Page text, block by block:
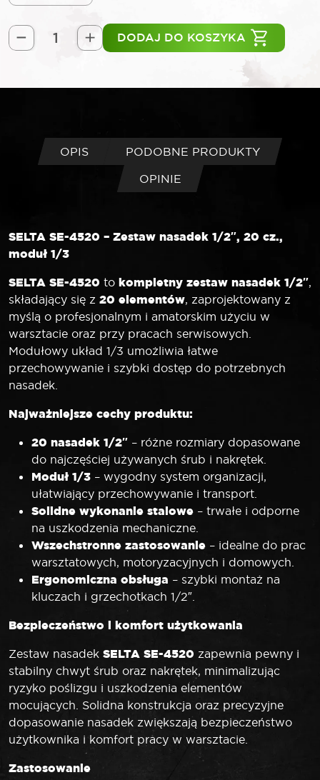
ilość
elementów
moduł
DODAJ DO KOSZYKA
OPIS
PODOBNE PRODUKTY
OPINIE
SELTA SE-4520 – Zestaw nasadek 1/2″, 20 cz.,
moduł 1/3
SELTA SE-4520 to kompletny zestaw nasadek 1/2″,
składający się z 20 elementów, zaprojektowany z
myślą o profesjonalnym i amatorskim użyciu w
warsztacie oraz przy pracach serwisowych.
Modułowy układ 1/3 umożliwia łatwe
przechowywanie i szybki dostęp do potrzebnych
nasadek.
Najważniejsze cechy produktu:
20 nasadek 1/2″ – różne rozmiary dopasowane
do najczęściej używanych śrub i nakrętek.
Moduł 1/3 – wygodny system organizacji,
ułatwiający przechowywanie i transport.
Solidne wykonanie stalowe – trwałe i odporne
na uszkodzenia mechaniczne.
Wszechstronne zastosowanie – idealne do prac
warsztatowych, motoryzacyjnych i domowych.
Ergonomiczna obsługa – szybki montaż na
kluczach i grzechotkach 1/2″.
Bezpieczeństwo i komfort użytkowania
Zestaw nasadek SELTA SE-4520 zapewnia pewny i
stabilny chwyt śrub oraz nakrętek, minimalizując
ryzyko poślizgu i uszkodzenia elementów
mocujących. Solidna konstrukcja oraz precyzyjne
dopasowanie nasadek zwiększają bezpieczeństwo
użytkownika i komfort pracy w warsztacie.
Zastosowanie